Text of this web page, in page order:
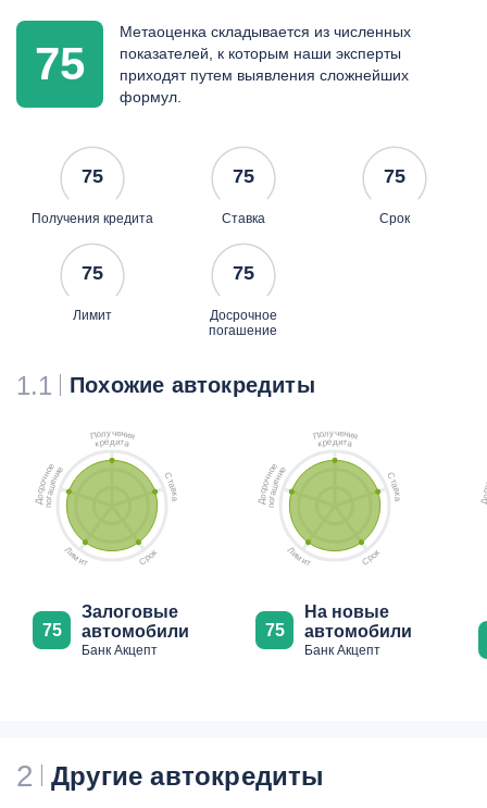
75
Метаоценка складывается из численных
показателей, к которым наши эксперты
приходят путем выявления сложнейших
формул.
75
Получения кредита
75
Ставка
75
Срок
75
Лимит
75
Досрочное
погашение
1.1 Похожие автокредиты
Получения
кредита
С
т
а
в
к
а
Сро
к
Лимит
Д
о
с
р
о
ч
но
е
п
о
г
а
ш
е
ни
е
75
Залоговые
автомобили
Банк Акцепт
Получения
кредита
С
т
а
в
к
а
Сро
к
Лимит
Д
о
с
р
о
ч
но
е
п
о
г
а
ш
е
ни
е
75
На новые
автомобили
Банк Акцепт
2 Другие автокредиты